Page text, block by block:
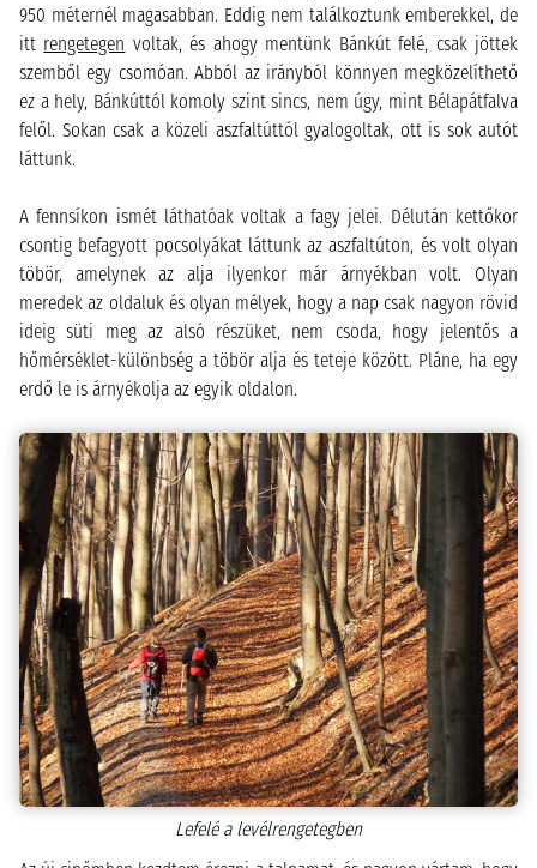
950 méternél magasabban. Eddig nem találkoztunk emberekkel, de
itt rengetegen voltak, és ahogy mentünk Bánkút felé, csak jöttek
szemből egy csomóan. Abból az irányból könnyen megközelíthető
ez a hely, Bánkúttól komoly szint sincs, nem úgy, mint Bélapátfalva
felől. Sokan csak a közeli aszfaltúttól gyalogoltak, ott is sok autót
láttunk.
A fennsíkon ismét láthatóak voltak a fagy jelei. Délután kettőkor
csontig befagyott pocsolyákat láttunk az aszfaltúton, és volt olyan
töbör, amelynek az alja ilyenkor már árnyékban volt. Olyan
meredek az oldaluk és olyan mélyek, hogy a nap csak nagyon rövid
ideig süti meg az alsó részüket, nem csoda, hogy jelentős a
hőmérséklet-különbség a töbör alja és teteje között. Pláne, ha egy
erdő le is árnyékolja az egyik oldalon.
Lefelé a levélrengetegben